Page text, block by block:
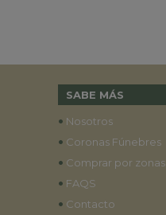
SABE MÁS
• Nosotros
• Coronas Fúnebres
• Comprar por zonas
• FAQS
• Contacto